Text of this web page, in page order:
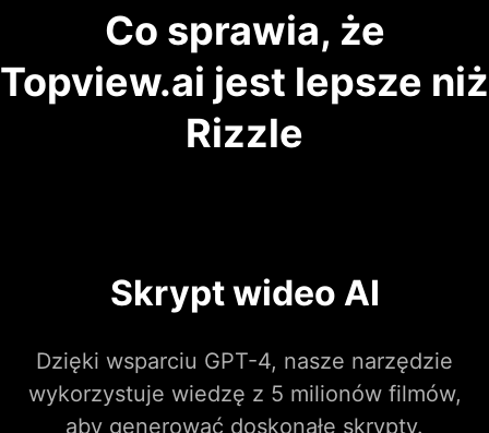
Co sprawia, że
Topview.ai jest lepsze niż
Rizzle
Skrypt wideo AI
Dzięki wsparciu GPT-4, nasze narzędzie
wykorzystuje wiedzę z 5 milionów filmów,
aby generować doskonałe skrypty.